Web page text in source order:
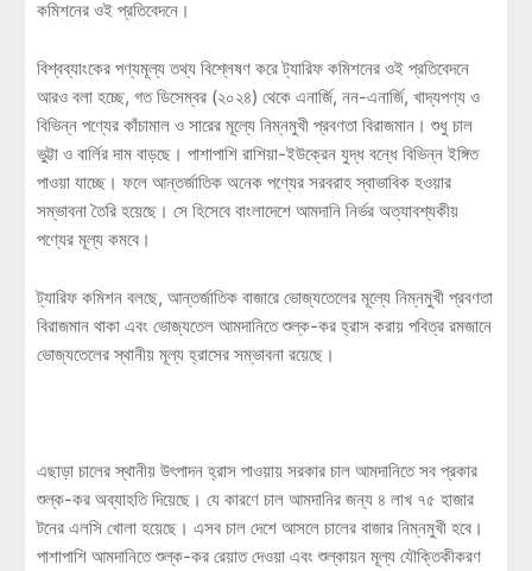
কমিশনের ওই প্রতিবেদনে।
বিশ্বব্যাংকের পণ্যমূল্য তথ্য বিশ্লেষণ করে ট্যারিফ কমিশনের ওই প্রতিবেদনে
আরও বলা হচ্ছে, গত ডিসেম্বর (২০২৪) থেকে এনার্জি, নন-এনার্জি, খাদ্যপণ্য ও
বিভিন্ন পণ্যের কাঁচামাল ও সারের মূল্যে নিম্নমুখী প্রবণতা বিরাজমান। শুধু চাল
ভুট্টা ও বার্লির দাম বাড়ছে। পাশাপাশি রাশিয়া-ইউক্রেন যুদ্ধ বন্ধে বিভিন্ন ইঙ্গিত
পাওয়া যাচ্ছে। ফলে আন্তর্জাতিক অনেক পণ্যের সরবরাহ স্বাভাবিক হওয়ার
সম্ভাবনা তৈরি হয়েছে। সে হিসেবে বাংলাদেশে আমদানি নির্ভর অত্যাবশ্যকীয়
পণ্যের মূল্য কমবে।
ট্যারিফ কমিশন বলছে, আন্তর্জাতিক বাজারে ভোজ্যতেলের মূল্যে নিম্নমুখী প্রবণতা
বিরাজমান থাকা এবং ভোজ্যতেল আমদানিতে শুল্ক-কর হ্রাস করায় পবিত্র রমজানে
ভোজ্যতেলের স্থানীয় মূল্য হ্রাসের সম্ভাবনা রয়েছে।
এছাড়া চালের স্থানীয় উৎপাদন হ্রাস পাওয়ায় সরকার চাল আমদানিতে সব প্রকার
শুল্ক-কর অব্যাহতি দিয়েছে। যে কারণে চাল আমদানির জন্য ৪ লাখ ৭৫ হাজার
টনের এলসি খোলা হয়েছে। এসব চাল দেশে আসলে চালের বাজার নিম্নমুখী হবে।
পাশাপাশি আমদানিতে শুল্ক-কর রেয়াত দেওয়া এবং শুল্কায়ন মূল্য যৌক্তিকীকরণ